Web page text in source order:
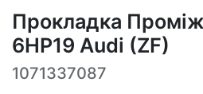
Прокладка
6HP19 Audi (ZF)
1071337087